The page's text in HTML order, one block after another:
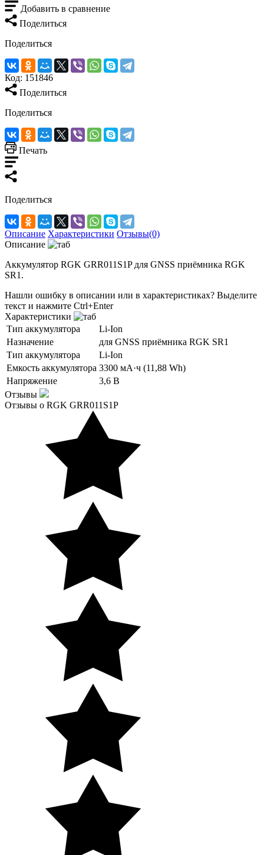
Добавить в сравнение
Поделиться
Поделиться
Код: 151846
Поделиться
Поделиться
Печать
Поделиться
Описание Характеристики Отзывы(0)
Описание
Аккумулятор RGK GRR011S1P для GNSS приёмника RGK
SR1.
Нашли ошибку в описании или в характеристиках? Выделите
текст и нажмите Ctrl+Enter
Характеристики
Тип аккумулятора
Li-Ion
Назначение
для GNSS приёмника RGK SR1
Тип аккумулятора
Li-Ion
Емкость аккумулятора 3300 мА·ч (11,88 Wh)
Напряжение
3,6 В
Отзывы
Отзывы о RGK GRR011S1P